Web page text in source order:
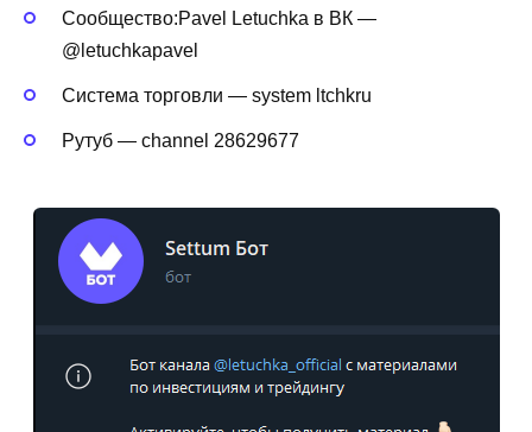
Сообщество:Pavel Letuchka в ВК —
@letuchkapavel
Система торговли — system ltchkru
Рутуб — channel 28629677